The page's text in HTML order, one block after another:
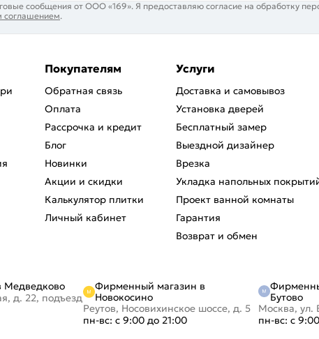
сообщения от ООО «169». Я предоставляю согласие на обработку
соглашением.
Покупателям
Обратная связь
Оплата
Рассрочка и кредит
Блог
Новинки
Акции и скидки
Калькулятор плитки
Личный кабинет
Услуги
Доставка и самовывоз
Установка дверей
Бесплатный замер
Выездной дизайнер
Врезка
Укладка напольных
Проект ванной комнаты
Гарантия
Возврат и обмен
Медведково
д. 22, подъезд
Фирменный магазин в
Новокосино
Реутов, Носовихинское шоссе, д. 5
пн-вс: с 9:00 до 21:00
Бутово
Москва, ул.
пн-вс: с